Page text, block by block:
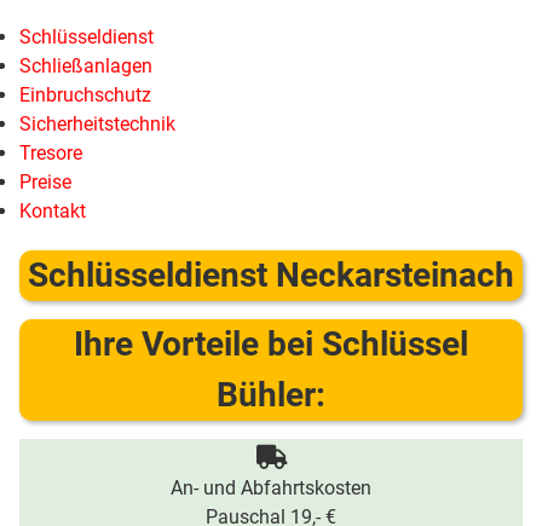
Schlüsseldienst
Schließanlagen
Einbruchschutz
Sicherheitstechnik
Tresore
Preise
Kontakt
Schlüsseldienst Neckarsteinach
Ihre Vorteile bei Schlüssel
Bühler:
An- und Abfahrtskosten
Pauschal 19,- €